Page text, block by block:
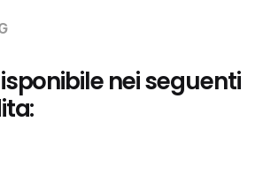
nei seguenti